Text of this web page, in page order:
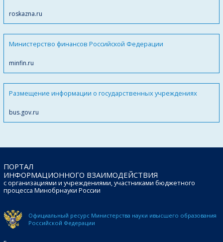
roskazna.ru
Министерство финансов Российской Федерации
minfin.ru
Размещение информации о государственных учреждениях
bus.gov.ru
ПОРТАЛ
ИНФОРМАЦИОННОГО ВЗАИМОДЕЙСТВИЯ
с организациями и учреждениями, участниками бюджетного
процесса Минобрнауки России
Официальный ресурс Министерства науки ивысшего образования
Российской Федерации